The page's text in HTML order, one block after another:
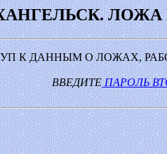
ЛОЖА
К ДАННЫМ О ЛОЖАХ,
ВВЕДИТЕПАРОЛЬ